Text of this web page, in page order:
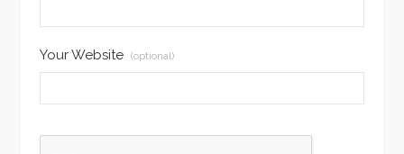
Your Website (optional)